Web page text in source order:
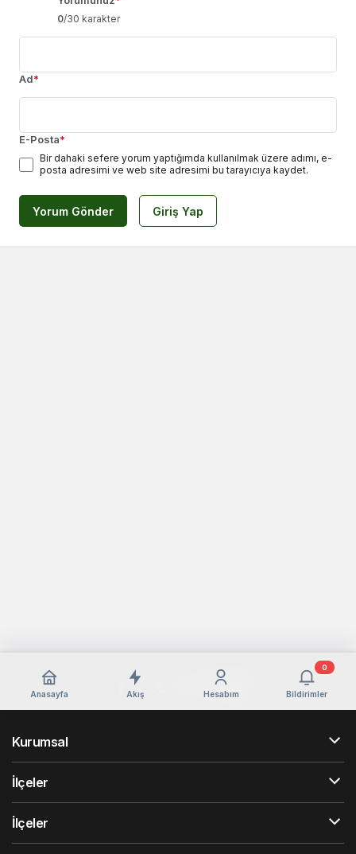
0/30 karakter
Ad*
E-Posta*
Bir dahaki sefere yorum yaptığımda kullanılmak üzere adımı, e-
posta adresimi ve web site adresimi bu tarayıcıya kaydet.
Yorum Gönder Giriş Yap
Anasayfa Akış Hesabım Bildirimler
0
Kurumsal
İlçeler
İlçeler